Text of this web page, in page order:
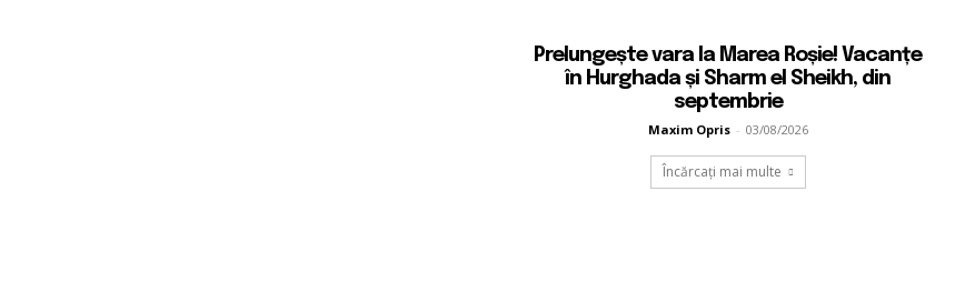
Prelungește vara la Marea Roșie! Vacanțe
în Hurghada și Sharm el Sheikh, din
septembrie
Maxim Opris - 03/08/2026
Încărcați mai multe